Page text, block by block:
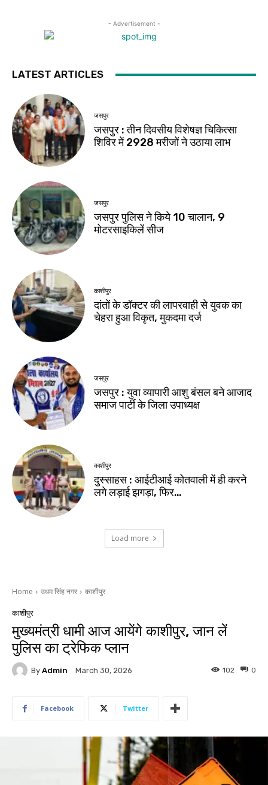
- Advertisement -
LATEST ARTICLES
जसपुर
जसपुर : तीन दिवसीय विशेषज्ञ चिकित्सा
शिविर में 2928 मरीजों ने उठाया लाभ
जसपुर
जसपुर पुलिस ने किये 10 चालान, 9
मोटरसाइकिलें सीज
काशीपुर
दांतों के डॉक्टर की लापरवाही से युवक का
चेहरा हुआ विकृत, मुकदमा दर्ज
जसपुर
जसपुर : युवा व्यापारी आशु बंसल बने आजाद
समाज पार्टी के जिला उपाध्यक्ष
काशीपुर
दुस्साहस : आईटीआई कोतवाली में ही करने
लगे लड़ाई झगड़ा, फिर…
Load more